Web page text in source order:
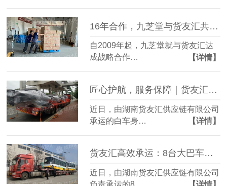
16年合作，九芝堂与货友汇共同试点打造医药供应链服务
自2009年起，九芝堂就与货友汇达
成战略合作…
【详情】
匠心护航，服务保障｜货友汇供应链圆满完成白车身设备运输
近日，由湖南货友汇供应链有限公司
承运的白车身…
【详情】
货友汇高效承运：8台大巴车安全抵达深圳
近日，由湖南货友汇供应链有限公司
负责承运的8…
【详情】